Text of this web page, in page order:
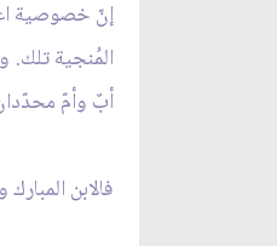
إنّ خصوصية
المُنجية
أبٌ وأمّ
فالابن